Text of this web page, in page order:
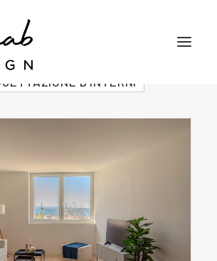
TUTTO
D'INTERNI